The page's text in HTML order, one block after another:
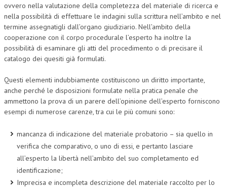
ovvero nella valutazione della completezza del materiale di ricerca e
nella possibilità di effettuare le indagini sulla scrittura nell’ambito e nel
termine assegnatigli dall’organo giudiziario. Nell’ambito della
cooperazione con il corpo procedurale l’esperto ha inoltre la
possibilità di esaminare gli atti del procedimento o di precisare il
catalogo dei quesiti già formulati.
Questi elementi indubbiamente costituiscono un diritto importante,
anche perché le disposizioni formulate nella pratica penale che
ammettono la prova di un parere dell’opinione dell’esperto forniscono
esempi di numerose carenze, tra cui le più comuni sono:
mancanza di indicazione del materiale probatorio – sia quello in
verifica che comparativo, o uno di essi, e pertanto lasciare
all’esperto la libertà nell’ambito del suo completamento ed
identificazione;
Imprecisa e incompleta descrizione del materiale raccolto per lo